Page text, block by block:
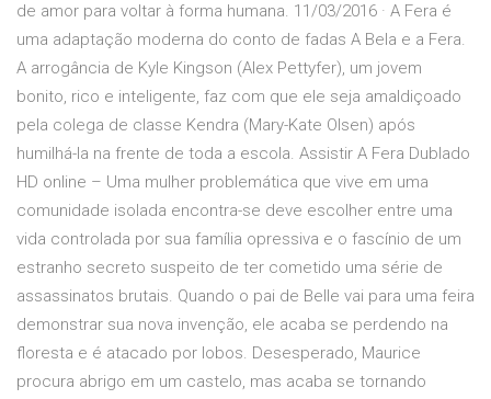
de amor para voltar à forma humana. 11/03/2016 · A Fera é
uma adaptação moderna do conto de fadas A Bela e a Fera.
A arrogância de Kyle Kingson (Alex Pettyfer), um jovem
bonito, rico e inteligente, faz com que ele seja amaldiçoado
pela colega de classe Kendra (Mary-Kate Olsen) após
humilhá-la na frente de toda a escola. Assistir A Fera Dublado
HD online – Uma mulher problemática que vive em uma
comunidade isolada encontra-se deve escolher entre uma
vida controlada por sua família opressiva e o fascínio de um
estranho secreto suspeito de ter cometido uma série de
assassinatos brutais. Quando o pai de Belle vai para uma feira
demonstrar sua nova invenção, ele acaba se perdendo na
floresta e é atacado por lobos. Desesperado, Maurice
procura abrigo em um castelo, mas acaba se tornando